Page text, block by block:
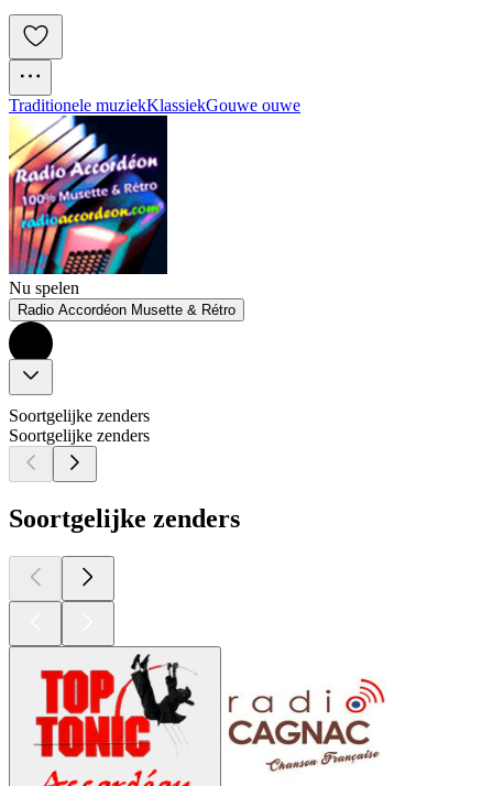
Traditionele muziekKlassiekGouwe ouwe
Nu spelen
Radio Accordéon Musette & Rétro
Soortgelijke zenders
Soortgelijke zenders
Soortgelijke zenders